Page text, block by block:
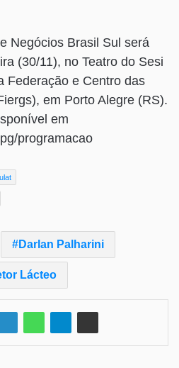
Negócios Brasil Sul será
(30/11), no Teatro do Sesi
Federação e Centro das
em Porto Alegre (RS).
em
programacao
Darlan Palharini
Lácteo